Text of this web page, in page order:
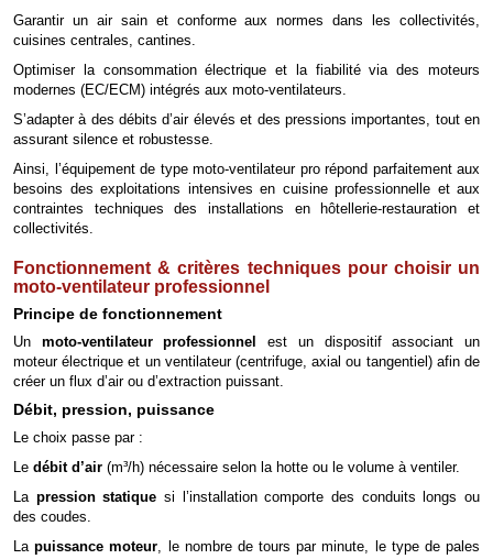
Garantir un air sain et conforme aux normes dans les collectivités,
cuisines centrales, cantines.
Optimiser la consommation électrique et la fiabilité via des moteurs
modernes (EC/ECM) intégrés aux moto-ventilateurs.
S’adapter à des débits d’air élevés et des pressions importantes, tout en
assurant silence et robustesse.
Ainsi, l’équipement de type moto-ventilateur pro répond parfaitement aux
besoins des exploitations intensives en cuisine professionnelle et aux
contraintes techniques des installations en hôtellerie-restauration et
collectivités.
Fonctionnement & critères techniques pour choisir un
moto-ventilateur professionnel
Principe de fonctionnement
Un moto-ventilateur professionnel
est un dispositif associant un
moteur électrique et un ventilateur (centrifuge, axial ou tangentiel) afin de
créer un flux d’air ou d’extraction puissant.
Débit, pression, puissance
Le choix passe par :
Le débit d’air (m³/h) nécessaire selon la hotte ou le volume à ventiler.
La pression statique si l’installation comporte des conduits longs ou
des coudes.
Lapuissance moteur, le nombre de tours par minute, le type de pales